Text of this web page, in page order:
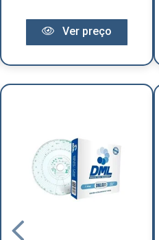
Ver preço